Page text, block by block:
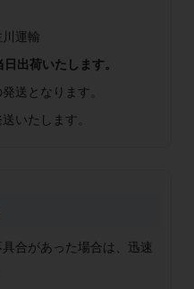
運輸
日出荷いたします。
送となります。
いたします。
合があった場合は、迅速